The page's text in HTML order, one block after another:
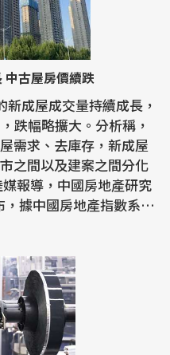
中古屋房價續跌
成屋成交量持續成長，
跌幅略擴大。分析稱，
需求、去庫存，新成屋
之間以及建案之間分化
據中國房地產指數系統